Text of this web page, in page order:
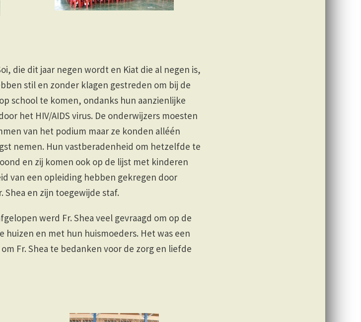
die dit jaar negen wordt en Kiat die al negen is,
stil en zonder klagen gestreden om bij de
school te komen, ondanks hun aanzienlijke
het HIV/AIDS virus. De onderwijzers moesten
van het podium maar ze konden alléén
nemen. Hun vastberadenheid om hetzelfde te
en zij komen ook op de lijst met kinderen
van een opleiding hebben gekregen door
Shea en zijn toegewijde staf.
werd Fr. Shea veel gevraagd om op de
en met hun huismoeders. Het was een
Fr. Shea te bedanken voor de zorg en liefde